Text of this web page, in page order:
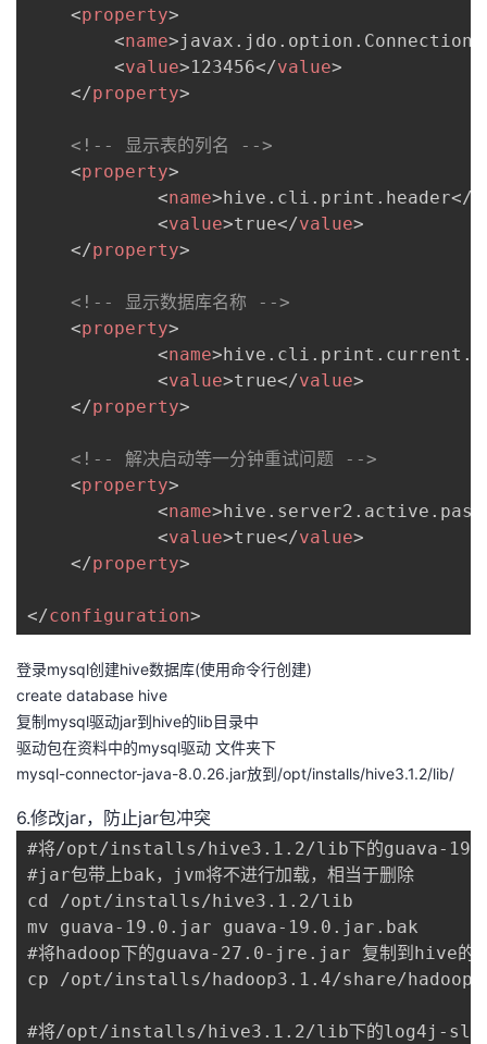
<property>
<name>
<value>123456</value>
</property>
<!-- 显示表的列名 -->
<property>
<name> hive.cli.print.header</
<value>true</value>
</property>
<!-- 显示数据库名称 -->
<property>
<name>
<value>true</value>
</property>
<!-- 解决启动等一分钟重试问题 -->
<property>
<name>
<value>true</value>
</property>
</configuration>
登录mysql创建hive数据库(使用命令行创建)
create database hive
复制mysql驱动jar到hive的lib目录中
驱动包在资料中的mysql驱动 文件夹下
mysql-connector-java-8.0.26.jar放到/opt/installs/hive3.1.2/lib/
6.修改jar，防止jar包冲突
#将/opt/installs/hive3.1.2/lib下的guava-
#jar包带上bak，jvm将不进行加载，相当于删除
cd /opt/installs/hive3.1.2/lib
mv guava-19.0.jar guava-19.0.jar.bak
#将hadoop下的guava-27.0-jre.jar 复制到hive的
cp /opt/installs/hadoop3.1.4/share/
#将/opt/installs/hive3.1.2/lib下的log4j-